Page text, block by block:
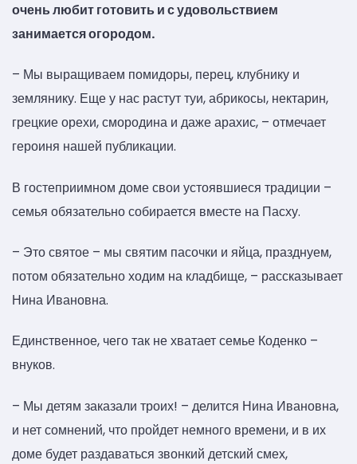
очень любит готовить и с удовольствием
занимается огородом.
– Мы выращиваем помидоры, перец, клубнику и
землянику. Еще у нас растут туи, абрикосы, нектарин,
грецкие орехи, смородина и даже арахис, – отмечает
героиня нашей публикации.
В гостеприимном доме свои устоявшиеся традиции –
семья обязательно собирается вместе на Пасху.
– Это святое – мы святим пасочки и яйца, празднуем,
потом обязательно ходим на кладбище, – рассказывает
Нина Ивановна.
Единственное, чего так не хватает семье Коденко –
внуков.
– Мы детям заказали троих! – делится Нина Ивановна,
и нет сомнений, что пройдет немного времени, и в их
доме будет раздаваться звонкий детский смех,